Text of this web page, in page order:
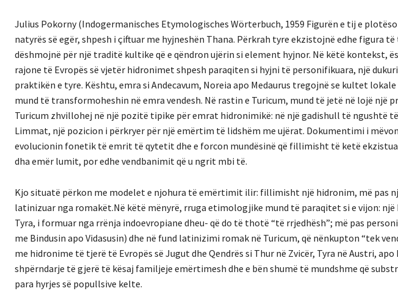
Julius Pokorny (Indogermanisches Etymologisches Wörterbuch, 1959 Figurën e tij e
natyrës së egër, shpesh i çiftuar me hyjneshën Thana. Përkrah tyre ekzistojnë edhe figura
dëshmojnë për një traditë kultike që e qëndron ujërin si element hyjnor. Në këtë kontekst,
rajone të Evropës së vjetër hidronimet shpesh paraqiten si hyjni të personifikuara, një
praktikën e tyre. Kështu, emra si Andecavum, Noreia apo Medaurus tregojnë se kultet
mund të transformoheshin në emra vendesh. Në rastin e Turicum, mund të jetë në lojë një
Turicum zhvillohej në një pozitë tipike për emrat hidronimikë: në një gadishull të ngushtë
Limmat, një pozicion i përkryer për një emërtim të lidshëm me ujërat. Dokumentimi i
evolucionin fonetik të emrit të qytetit dhe e forcon mundësinë që fillimisht të ketë
dha emër lumit, por edhe vendbanimit që u ngrit mbi të.
Kjo situatë përkon me modelet e njohura të emërtimit ilir: fillimisht një hidronim, më pas
latinizuar nga romakët.Në këtë mënyrë, rruga etimologjike mund të paraqitet si e vijon:
Tyra, i formuar nga rrënja indoevropiane dheu- që do të thotë “të rrjedhësh”; më pas
me Bindusin apo Vidasusin) dhe në fund latinizimi romak në Turicum, që nënkupton “tek
me hidronime të tjerë të Evropës së Jugut dhe Qendrës si Thur në Zvicër, Tyra në Austri,
shpërndarje të gjerë të kësaj familjeje emërtimesh dhe e bën shumë të mundshme që
para hyrjes së popullsive kelte.